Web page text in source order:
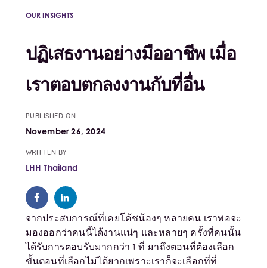
OUR INSIGHTS
ปฏิเสธงานอย่างมืออาชีพ เมื่อ
เราตอบตกลงงานกับที่อื่น
PUBLISHED ON
November 26, 2024
WRITTEN BY
LHH Thailand
จากประสบการณ์ที่เคยโค้ชน้องๆ หลายคน เราพอจะ
มองออกว่าคนนี้ได้งานแน่ๆ และหลายๆ ครั้งที่คนนั้น
ได้รับการตอบรับมากกว่า 1 ที่ มาถึงตอนที่ต้องเลือก
ขั้นตอนที่เลือกไม่ได้ยากเพราะเราก็จะเลือกที่ที่